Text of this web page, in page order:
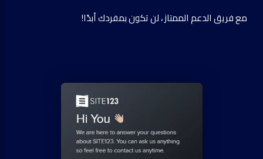
مع فريق الدعم الممتاز ، لن تكون بمفردك أبدًا!